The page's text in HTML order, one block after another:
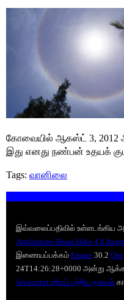
கோவையில் ஆகஸ்ட் 3, 2012
இது எனது நண்பன் உதயக்
Tags: வானிலை
இவ்வலைப்பதிவில் உள்ளடங்கிய
Attribution-ShareAlike 4.0
இணையப்பக்கம் Emacs 30.2
24T14:26:28+0000 அன்று
Javascript உரிமம் பற்றிய தகவல்